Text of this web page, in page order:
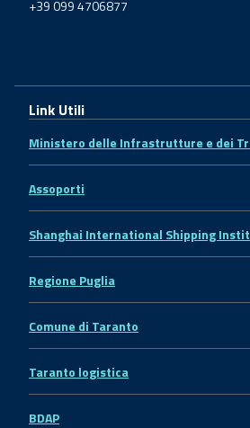
+39 099 4706877
Link Utili
Ministero delle Infrastrutture e dei
Assoporti
Shanghai International Shipping
Regione Puglia
Comune di Taranto
Taranto logistica
BDAP